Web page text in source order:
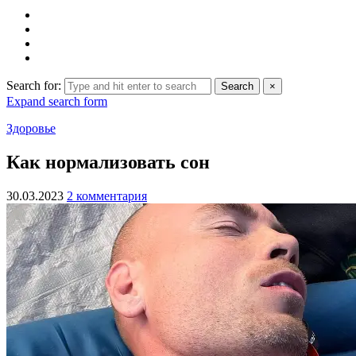
Search for: Search ×
Expand search form
Здоровье
Как нормализовать сон
30.03.2023 2 комментария